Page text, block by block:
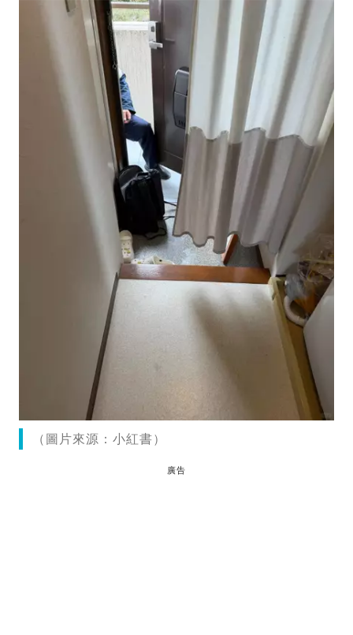
（圖片來源：小紅書）
廣告